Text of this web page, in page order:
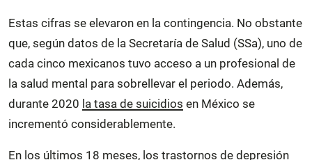
Estas cifras se elevaron en la contingencia. No obstante
que, según datos de la Secretaría de Salud (SSa), uno de
cada cinco mexicanos tuvo acceso a un profesional de
la salud mental para sobrellevar el periodo. Además,
durante 2020 la tasa de suicidios en México se
incrementó considerablemente.
En los últimos 18 meses, los trastornos de depresión